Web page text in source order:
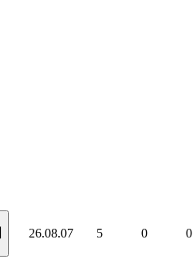
26.08.07 5 0 0